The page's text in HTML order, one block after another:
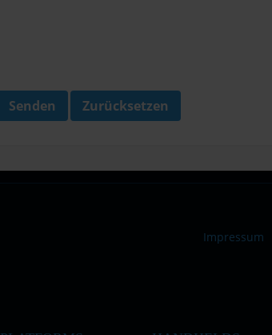
Senden Zurücksetzen
Impressum